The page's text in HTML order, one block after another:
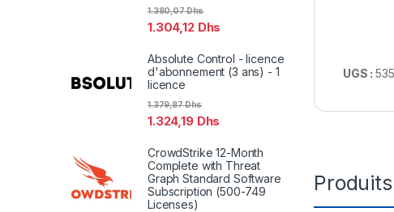
UGS :
1.304,12 Dhs
1.380,07Dhs
Absolute Control - licence
d'abonnement (3 ans) - 1
licence
1.324,19 Dhs
1.379,87Dhs
CrowdStrike 12-Month
Complete with Threat
Graph Standard Software
Subscription (500-749
Licenses)